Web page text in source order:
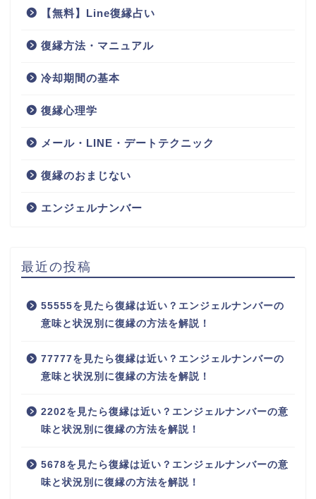
【無料】Line復縁占い
復縁方法・マニュアル
冷却期間の基本
復縁心理学
メール・LINE・デートテクニック
復縁のおまじない
エンジェルナンバー
最近の投稿
55555を見たら復縁は近い？エンジェルナンバーの
意味と状況別に復縁の方法を解説！
77777を見たら復縁は近い？エンジェルナンバーの
意味と状況別に復縁の方法を解説！
2202を見たら復縁は近い？エンジェルナンバーの意
味と状況別に復縁の方法を解説！
5678を見たら復縁は近い？エンジェルナンバーの意
味と状況別に復縁の方法を解説！